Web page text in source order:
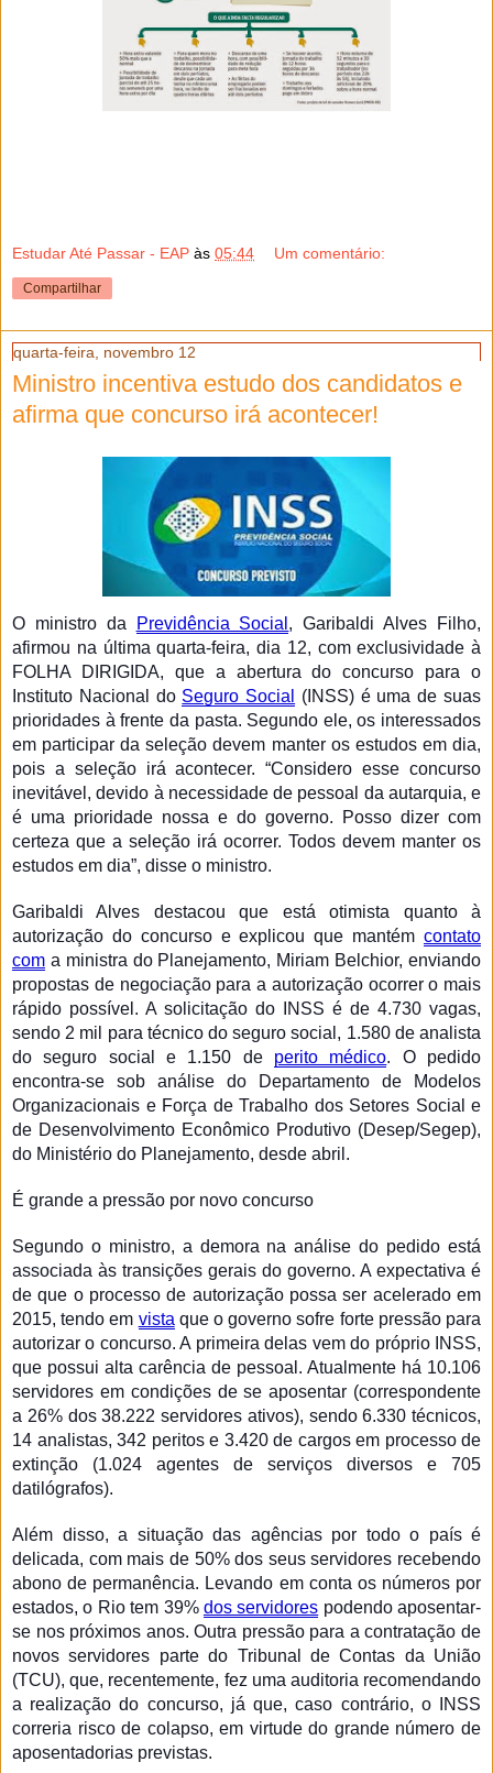
Estudar Até Passar - EAP às 05:44 Um comentário:
Compartilhar
quarta-feira, novembro 12
Ministro incentiva estudo dos candidatos e
afirma que concurso irá acontecer!
O ministro da Previdência Social , Garibaldi Alves Filho,
afirmou na última quarta-feira, dia 12, com exclusividade à
FOLHA DIRIGIDA, que a abertura do concurso para o
Instituto Nacional do Seguro Social
(INSS) é uma de suas
prioridades à frente da pasta. Segundo ele, os interessados
em participar da seleção devem manter os estudos em dia,
pois a seleção irá acontecer. “Considero esse concurso
inevitável, devido à necessidade de pessoal da autarquia, e
é uma prioridade nossa e do governo. Posso dizer com
certeza que a seleção irá ocorrer. Todos devem manter os
estudos em dia”, disse o ministro.
Garibaldi Alves destacou que está otimista quanto à
autorização do concurso e explicou que mantém contato
com a ministra do Planejamento, Miriam Belchior, enviando
propostas de negociação para a autorização ocorrer o mais
rápido possível. A solicitação do INSS é de 4.730 vagas,
sendo 2 mil para técnico do seguro social, 1.580 de analista
do seguro social e 1.150 de perito médico. O pedido
encontra-se sob análise do Departamento de Modelos
Organizacionais e Força de Trabalho dos Setores Social e
de Desenvolvimento Econômico Produtivo (Desep/Segep),
do Ministério do Planejamento, desde abril.
É grande a pressão por novo concurso
Segundo o ministro, a demora na análise do pedido está
associada às transições gerais do governo. A expectativa é
de que o processo de autorização possa ser acelerado em
2015, tendo em vista que o governo sofre forte pressão para
autorizar o concurso. A primeira delas vem do próprio INSS,
que possui alta carência de pessoal. Atualmente há 10.106
servidores em condições de se aposentar (correspondente
a 26% dos 38.222 servidores ativos), sendo 6.330 técnicos,
14 analistas, 342 peritos e 3.420 de cargos em processo de
extinção (1.024 agentes de serviços diversos e 705
datilógrafos).
Além disso, a situação das agências por todo o país é
delicada, com mais de 50% dos seus servidores recebendo
abono de permanência. Levando em conta os números por
estados, o Rio tem 39% dos servidores podendo aposentar-
se nos próximos anos. Outra pressão para a contratação de
novos servidores parte do Tribunal de Contas da União
(TCU), que, recentemente, fez uma auditoria recomendando
a realização do concurso, já que, caso contrário, o INSS
correria risco de colapso, em virtude do grande número de
aposentadorias previstas.